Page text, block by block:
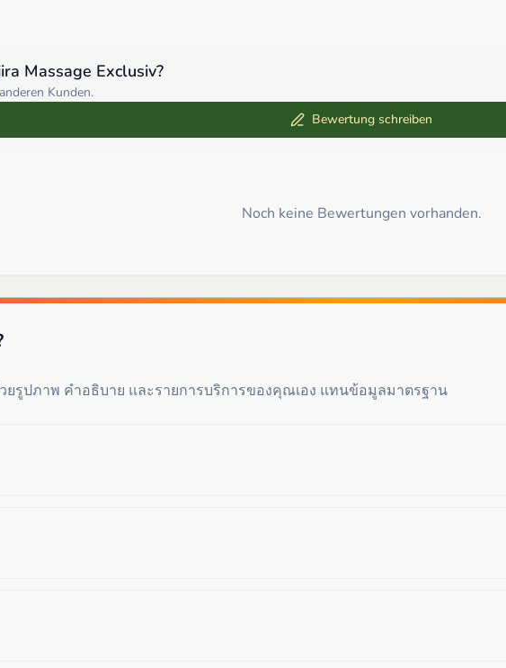
Massage Exclusiv?
Kunden.
Bewertung schreiben
Noch keine Bewertungen vorhanden.
รูปภาพ คำอธิบาย และรายการบริการของคุณเอง แทนข้อมูลมาตรฐาน